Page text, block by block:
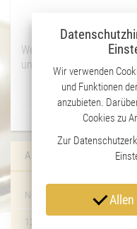
Weitere Daten finden Sie
uns an, dann erhalten Sie
vorherige Seite
AKTUELL
News
125 Jahre ZV
Wir verwenden
und Funktionen
anzubieten.
Cookies zu
Zur
Allen